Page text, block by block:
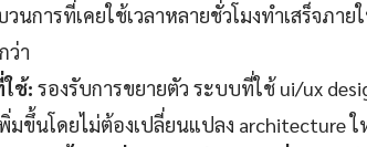
วนการที่เคยใช้เวลาหลายชั่วโมงทำเสร็จภา
ว่า
ช้: รองรับการขยายตัว ระบบที่ใช้ ui/ux
มขึ้นโดยไม่ต้องเปลี่ยนแปลง architecture